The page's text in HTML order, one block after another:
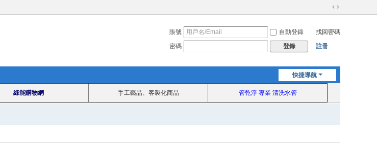
切
到
賬號 自動登錄
找回密碼
密碼
登錄 註冊
快捷導航
綠能購物網 手工藝品、客製化商品 管乾淨 專業 清洗水管